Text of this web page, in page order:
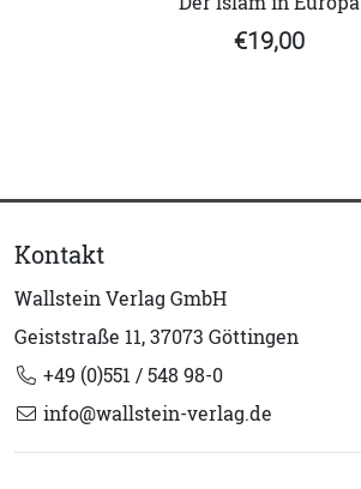
€19,00
Kontakt
Wallstein Verlag GmbH
Geiststraße 11, 37073 Göttingen
+49 (0)551 / 548 98-0
info@wallstein-verlag.de